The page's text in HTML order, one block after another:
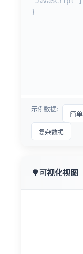
示例数据:
简
复杂数据
🌳可视化视图